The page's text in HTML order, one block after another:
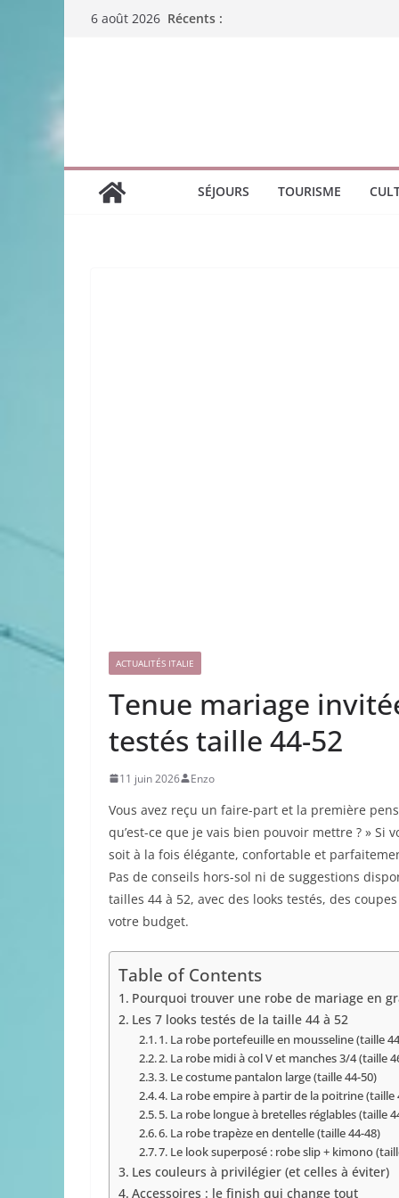
Passer6 août 2026 Récents :
SÉJOURS TOURISME
ACTUALITÉS ITALIE
Tenue mariage
testés taille 44-52
11 juin 2026 Enzo
Vous avez reçu un faire-part et la première
qu’est-ce que je vais bien pouvoir mettre ? » Si
soit à la fois élégante, confortable et
Pas de conseils hors-sol ni de suggestions
tailles 44 à 52, avec des looks testés, des
votre budget.
Table of Contents
Pourquoi trouver une robe de mariage en
Les 7 looks testés de la taille 44 à 52
1. La robe portefeuille en mousseline (taille
2. La robe midi à col V et manches 3/4 (taille
3. Le costume pantalon large (taille 44-50)
4. La robe empire à partir de la poitrine (taille
5. La robe longue à bretelles réglables (taille
6. La robe trapèze en dentelle (taille 44-48)
7. Le look superposé : robe slip + kimono
Les couleurs à privilégier (et celles à éviter)
Accessoires : le finish qui change tout